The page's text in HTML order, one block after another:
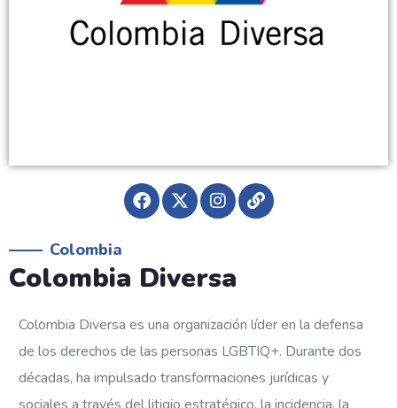
Colombia
Colombia Diversa
Colombia Diversa es una organización líder en la defensa
de los derechos de las personas LGBTIQ+. Durante dos
décadas, ha impulsado transformaciones jurídicas y